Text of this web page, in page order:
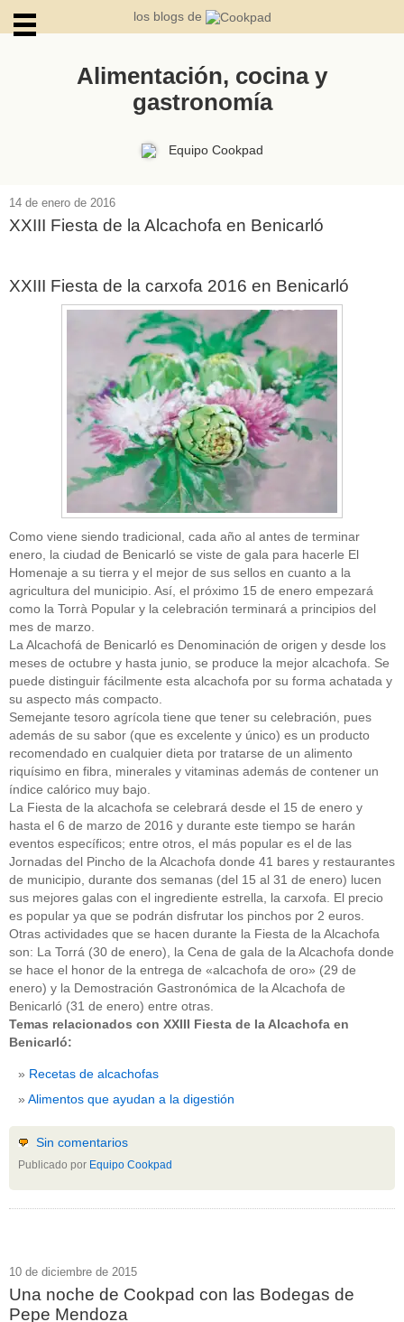
los blogs de
Alimentación, cocina y
gastronomía
Equipo Cookpad
14 de enero de 2016
XXIII Fiesta de la Alcachofa en Benicarló
XXIII Fiesta de la carxofa 2016 en Benicarló
Como viene siendo tradicional, cada año al antes de terminar
enero, la ciudad de Benicarló se viste de gala para hacerle El
Homenaje a su tierra y el mejor de sus sellos en cuanto a la
agricultura del municipio. Así, el próximo 15 de enero empezará
como la Torrà Popular y la celebración terminará a principios del
mes de marzo.
La Alcachofá de Benicarló es Denominación de origen y desde los
meses de octubre y hasta junio, se produce la mejor alcachofa. Se
puede distinguir fácilmente esta alcachofa por su forma achatada y
su aspecto más compacto.
Semejante tesoro agrícola tiene que tener su celebración, pues
además de su sabor (que es excelente y único) es un producto
recomendado en cualquier dieta por tratarse de un alimento
riquísimo en fibra, minerales y vitaminas además de contener un
índice calórico muy bajo.
La Fiesta de la alcachofa se celebrará desde el 15 de enero y
hasta el 6 de marzo de 2016 y durante este tiempo se harán
eventos específicos; entre otros, el más popular es el de las
Jornadas del Pincho de la Alcachofa donde 41 bares y restaurantes
de municipio, durante dos semanas (del 15 al 31 de enero) lucen
sus mejores galas con el ingrediente estrella, la carxofa. El precio
es popular ya que se podrán disfrutar los pinchos por 2 euros.
Otras actividades que se hacen durante la Fiesta de la Alcachofa
son: La Torrá (30 de enero), la Cena de gala de la Alcachofa donde
se hace el honor de la entrega de «alcachofa de oro» (29 de
enero) y la Demostración Gastronómica de la Alcachofa de
Benicarló (31 de enero) entre otras.
Temas relacionados con XXIII Fiesta de la Alcachofa en
Benicarló:
Recetas de alcachofas
Alimentos que ayudan a la digestión
Sin comentarios
Publicado por Equipo Cookpad
10 de diciembre de 2015
Una noche de Cookpad con las Bodegas de
Pepe Mendoza